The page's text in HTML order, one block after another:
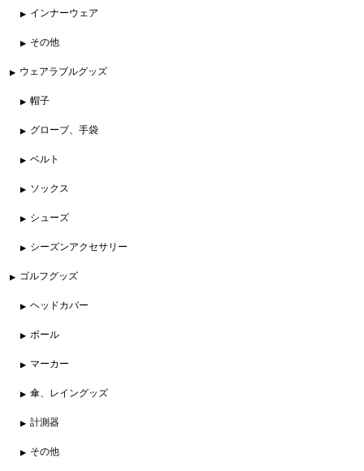
インナーウェア
その他
ウェアラブルグッズ
帽子
グローブ、手袋
ベルト
ソックス
シューズ
シーズンアクセサリー
ゴルフグッズ
ヘッドカバー
ボール
マーカー
傘、レイングッズ
計測器
その他